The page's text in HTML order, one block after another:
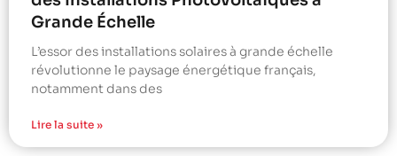
Grande Échelle
L’essor des installations solaires à grande échelle
révolutionne le paysage énergétique français,
notamment dans des
Lire la suite »